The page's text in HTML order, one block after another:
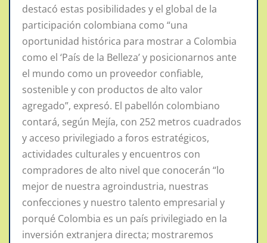
destacó estas posibilidades y el global de la
participación colombiana como “una
oportunidad histórica para mostrar a Colombia
como el ‘País de la Belleza’ y posicionarnos ante
el mundo como un proveedor confiable,
sostenible y con productos de alto valor
agregado”, expresó. El pabellón colombiano
contará, según Mejía, con 252 metros cuadrados
y acceso privilegiado a foros estratégicos,
actividades culturales y encuentros con
compradores de alto nivel que conocerán “lo
mejor de nuestra agroindustria, nuestras
confecciones y nuestro talento empresarial y
porqué Colombia es un país privilegiado en la
inversión extranjera directa; mostraremos